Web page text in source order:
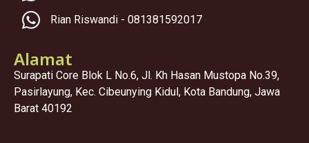
Rian Riswandi - 081381592017
Alamat
Surapati Core Blok L No.6, Jl. Kh Hasan Mustopa No.39,
Pasirlayung, Kec. Cibeunying Kidul, Kota Bandung, Jawa
Barat 40192